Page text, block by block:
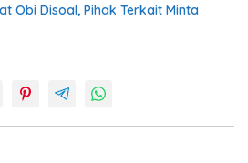
Obi Disoal, Pihak Terkait Minta